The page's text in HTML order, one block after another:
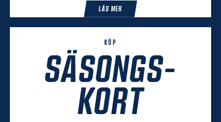
LÄS MER
KÖP
SÄSONGS-
KORT